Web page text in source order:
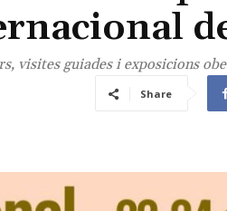
visites guiades i exposicions
Share